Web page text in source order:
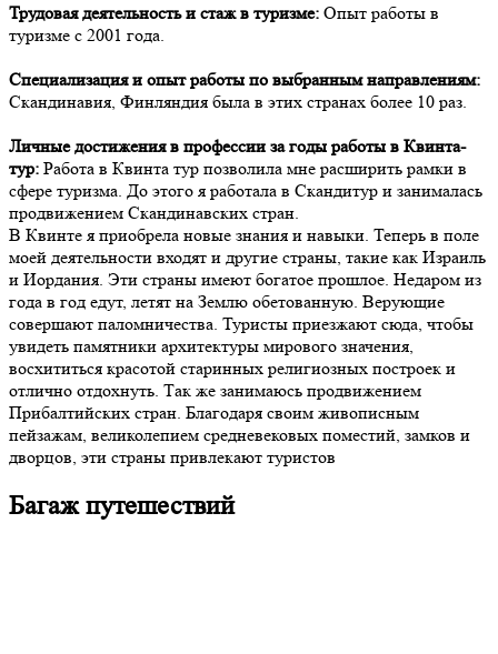
Трудовая деятельность и стаж в туризме: Опыт работы в
туризме с 2001 года.
Специализация и опыт работы по выбранным направлениям:
Скандинавия, Финляндия была в этих странах более 10 раз.
Личные достижения в профессии за годы работы в Квинта-
тур: Работа в Квинта тур позволила мне расширить рамки в
сфере туризма. До этого я работала в Скандитур и занималась
продвижением Скандинавских стран.
В Квинте я приобрела новые знания и навыки. Теперь в поле
моей деятельности входят и другие страны, такие как Израиль
и Иордания. Эти страны имеют богатое прошлое. Недаром из
года в год едут, летят на Землю обетованную. Верующие
совершают паломничества. Туристы приезжают сюда, чтобы
увидеть памятники архитектуры мирового значения,
восхититься красотой старинных религиозных построек и
отлично отдохнуть. Так же занимаюсь продвижением
Прибалтийских стран. Благодаря своим живописным
пейзажам, великолепием средневековых поместий, замков и
дворцов, эти страны привлекают туристов
Багаж путешествий